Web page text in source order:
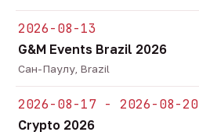
2026-08-13
G&M Events Brazil 2026
Сан-Паулу, Brazil
2026-08-17 - 2026-08-20
Crypto 2026